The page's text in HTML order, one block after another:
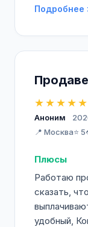
Подробнее
★★★★★
Аноним
📍 Москва⭐ 5
Плюсы
Работаю
сказать,
удобный,